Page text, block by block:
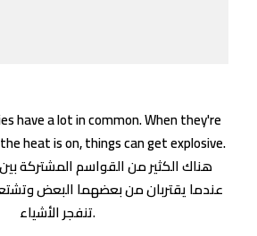
have a lot in common. When they're
heat is on, things can get explosive.
هناك الكثير من القواسم المشتركة
عندما يقتربان من بعضهما البعض
تنفجر الأشياء.